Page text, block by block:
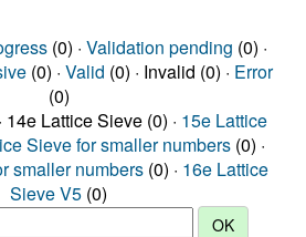
(0) · Validation pending (0) ·
(0) · Valid (0) · Invalid (0) · Error
(0)
14e Lattice Sieve (0) · 15e Lattice
Sieve for smaller numbers (0) ·
smaller numbers (0) · 16e Lattice
Sieve V5 (0)